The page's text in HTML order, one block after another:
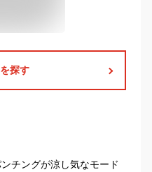
探す
チングが涼し気なモード